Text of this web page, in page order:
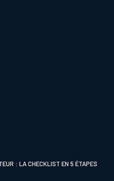
: LA CHECKLIST EN 5 ÉTAPES